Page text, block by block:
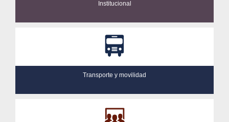
Institucional
Transporte y movilidad